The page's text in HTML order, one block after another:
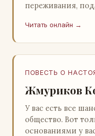
переживания,
среди…
Читать онлайн →
ПОВЕСТЬ О
Жмуриков
У вас есть все
общество. Вот
основаниями у